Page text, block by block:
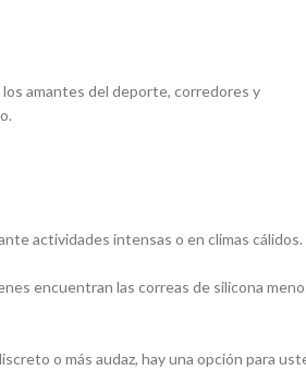
los amantes del deporte, corredores y
actividades intensas o en climas cálidos.
encuentran las correas de silicona
o más audaz, hay una opción para